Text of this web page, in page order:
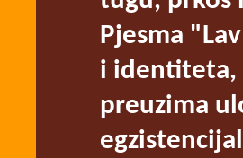
Pjesma
i identiteta,
preuzima